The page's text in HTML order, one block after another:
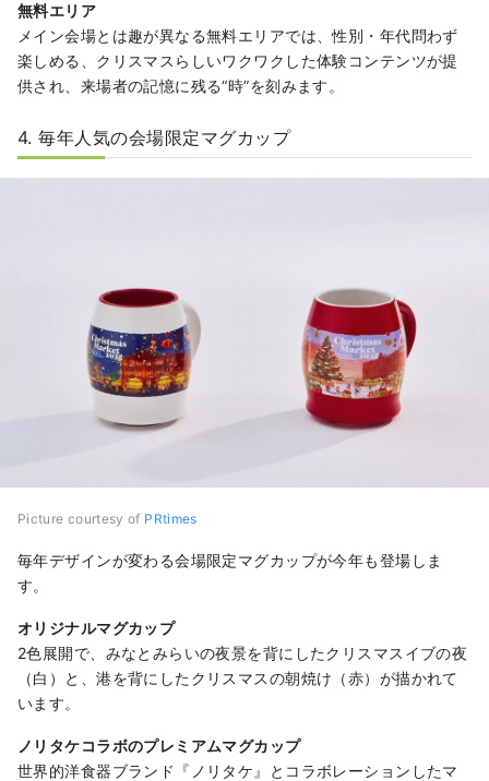
無料エリア
メイン会場とは趣が異なる無料エリアでは、性別・年代問わず
楽しめる、クリスマスらしいワクワクした体験コンテンツが提
供され、来場者の記憶に残る“時”を刻みます。
4. 毎年人気の会場限定マグカップ
Picture courtesy of PRtimes
毎年デザインが変わる会場限定マグカップが今年も登場しま
す。
オリジナルマグカップ
2色展開で、みなとみらいの夜景を背にしたクリスマスイブの夜
（白）と、港を背にしたクリスマスの朝焼け（赤）が描かれて
います。
ノリタケコラボのプレミアムマグカップ
世界的洋食器ブランド『ノリタケ』とコラボレーションしたマ